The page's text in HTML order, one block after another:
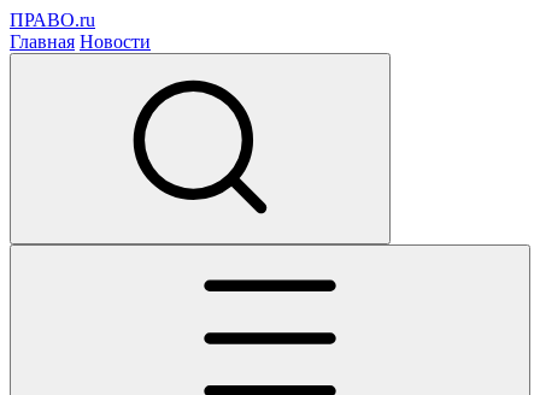
ПРАВО.ru
Главная Новости